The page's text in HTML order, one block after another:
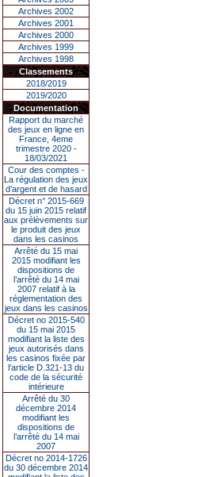
Archives 2002
Archives 2001
Archives 2000
Archives 1999
Archives 1998
Classements
2018/2019
2019/2020
Documentation
Rapport du marché
des jeux en ligne en
France, 4eme
trimestre 2020 -
18/03/2021
Cour des comptes -
La régulation des jeux
d’argent et de hasard
Décret n° 2015-669
du 15 juin 2015 relatif
aux prélèvements sur
le produit des jeux
dans les casinos
Arrêté du 15 mai
2015 modifiant les
dispositions de
l’arrêté du 14 mai
2007 relatif à la
réglementation des
jeux dans les casinos
Décret no 2015-540
du 15 mai 2015
modifiant la liste des
jeux autorisés dans
les casinos fixée par
l’article D.321-13 du
code de la sécurité
intérieure
Arrêté du 30
décembre 2014
modifiant les
dispositions de
l’arrêté du 14 mai
2007
Décret no 2014-1726
du 30 décembre 2014